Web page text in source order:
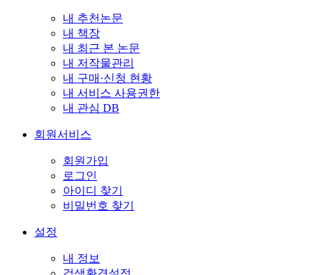
내 추천논문
내 책장
내 최근 본 논문
내 저작물관리
내 구매·신청 현황
내 서비스 사용권한
내 관심 DB
회원서비스
회원가입
로그인
아이디 찾기
비밀번호 찾기
설정
내 정보